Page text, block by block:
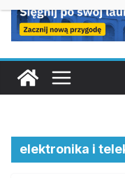
elektronika i